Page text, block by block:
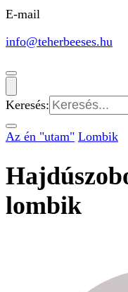
E-mail
info@teherbeeses.hu
Keresés:
Az én "utam" Lombik
lombik